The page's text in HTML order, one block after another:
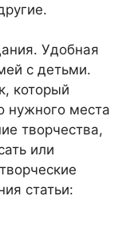
Удобная
с детьми.
который
нужного места
творчества,
или
статьи: